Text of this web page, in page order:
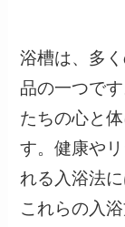
浴槽は、多
品の一つで
たちの心と
す。健康や
れる入浴法
これらの入